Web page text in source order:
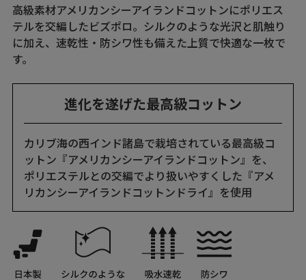
高級素材アメリカンシーアイランドコットンにポリエス
テルを交編したビズポロ。シルクのような光沢と肌触り
に加え、速乾性・防シワ性も備えた上質で快適な一枚で
す。
進化を遂げた最高級コットン
カリブ海の西インド諸島で栽培されている最高級コ
ットン『アメリカンシーアイランドコットン』を、
ポリエステルとの交編でより扱いやすくした『アメ
リカンシーアイランドコットンドライ』を使用